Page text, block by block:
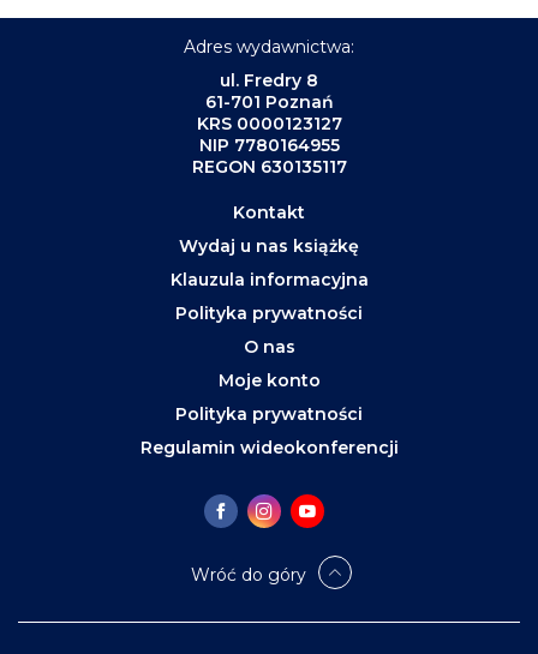
Adres wydawnictwa:
ul. Fredry 8
61-701 Poznań
KRS 0000123127
NIP 7780164955
REGON 630135117
Kontakt
Wydaj u nas książkę
Klauzula informacyjna
Polityka prywatności
O nas
Moje konto
Polityka prywatności
Regulamin wideokonferencji
Wróć do góry